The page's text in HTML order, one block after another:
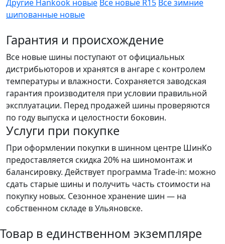
Другие Hankook новые Все новые R15 Все зимние
шипованные новые
Гарантия и происхождение
Все новые шины поступают от официальных
дистрибьюторов и хранятся в ангаре с контролем
температуры и влажности. Сохраняется заводская
гарантия производителя при условии правильной
эксплуатации. Перед продажей шины проверяются
по году выпуска и целостности боковин.
Услуги при покупке
При оформлении покупки в шинном центре ШинКо
предоставляется скидка 20% на шиномонтаж и
балансировку. Действует программа Trade-in: можно
сдать старые шины и получить часть стоимости на
покупку новых. Сезонное хранение шин — на
собственном складе в Ульяновске.
Товар в единственном экземпляре